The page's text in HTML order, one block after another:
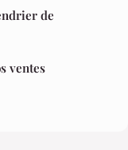
de
ventes